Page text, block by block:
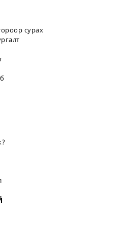
сурах